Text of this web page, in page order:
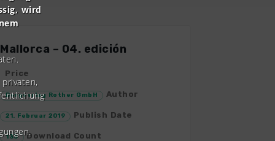
Mallorca – 04. edición
Price
Bergverlag Rother GmbH Author
21. Februar 2019 Publish Date
133 Download Count
wird